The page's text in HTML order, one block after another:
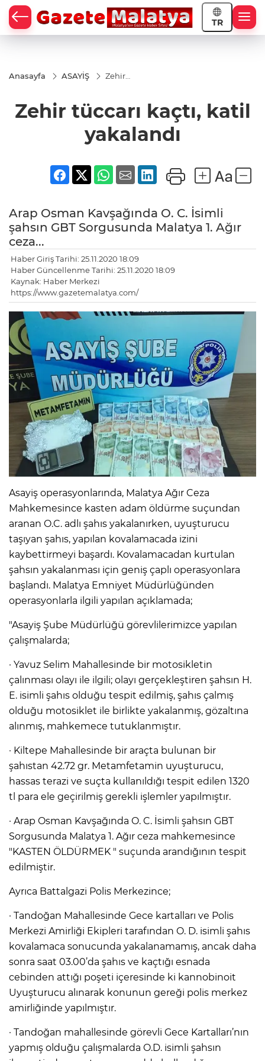
TR
Anasayfa ASAYİŞ
Zehir
yakalandı
Zehir tüccarı kaçtı, katil
yakalandı
Arap Osman Kavşağında O. C. İsimli
şahsın GBT Sorgusunda Malatya 1. Ağır
ceza...
Haber Giriş Tarihi: 25.11.2020 18:09
Haber Güncellenme Tarihi: 25.11.2020 18:09
Kaynak: Haber Merkezi
https://www.gazetemalatya.com/
Asayiş operasyonlarında, Malatya Ağır Ceza
Mahkemesince kasten adam öldürme suçundan
aranan O.C. adlı şahıs yakalanırken, uyuşturucu
taşıyan şahıs, yapılan kovalamacada izini
kaybettirmeyi başardı. Kovalamacadan kurtulan
şahsın yakalanması için geniş çaplı operasyonlara
başlandı. Malatya Emniyet Müdürlüğünden
operasyonlarla ilgili yapılan açıklamada;
"Asayiş Şube Müdürlüğü görevlilerimizce yapılan
çalışmalarda;
· Yavuz Selim Mahallesinde bir motosikletin
çalınması olayı ile ilgili; olayı gerçekleştiren şahsın H.
E. isimli şahıs olduğu tespit edilmiş, şahıs çalmış
olduğu motosiklet ile birlikte yakalanmış, gözaltına
alınmış, mahkemece tutuklanmıştır.
· Kiltepe Mahallesinde bir araçta bulunan bir
şahıstan 42.72 gr. Metamfetamin uyuşturucu,
hassas terazi ve suçta kullanıldığı tespit edilen 1320
tl para ele geçirilmiş gerekli işlemler yapılmıştır.
· Arap Osman Kavşağında O. C. İsimli şahsın GBT
Sorgusunda Malatya 1. Ağır ceza mahkemesince
"KASTEN ÖLDÜRMEK " suçunda arandığının tespit
edilmiştir.
Ayrıca Battalgazi Polis Merkezince;
· Tandoğan Mahallesinde Gece kartalları ve Polis
Merkezi Amirliği Ekipleri tarafından O. D. isimli şahıs
kovalamaca sonucunda yakalanamamış, ancak daha
sonra saat 03.00’da şahıs ve kaçtığı esnada
cebinden attığı poşeti içeresinde ki kannobinoit
Uyuşturucu alınarak konunun gereği polis merkez
amirliğinde yapılmıştır.
· Tandoğan mahallesinde görevli Gece Kartalları’nın
yapmış olduğu çalışmalarda O.D. isimli şahsın